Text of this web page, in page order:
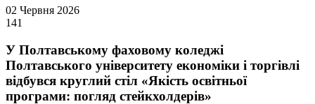
02 Червня 2026
141
У Полтавському фаховому коледжі
Полтавського університету економіки і торгівлі
відбувся круглий стіл «Якість освітньої
програми: погляд стейкхолдерів»